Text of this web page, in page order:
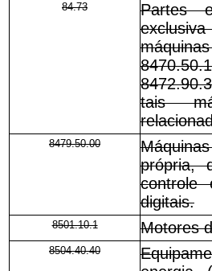
84.73
Partes
tais
8479.50.00
própria,
controle
digitais.
8501.10.1 Motores
8504.40.40